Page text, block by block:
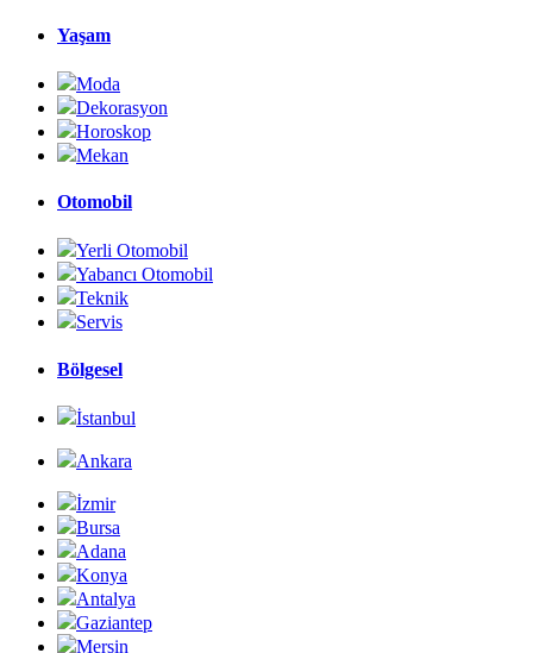
Yaşam
Moda
Dekorasyon
Horoskop
Mekan
Otomobil
Yerli Otomobil
Yabancı Otomobil
Teknik
Servis
Bölgesel
İstanbul
Ankara
İzmir
Bursa
Adana
Konya
Antalya
Gaziantep
Mersin